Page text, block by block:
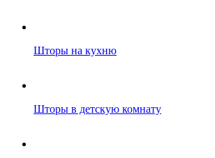
Шторы на кухню
Шторы в детскую комнату